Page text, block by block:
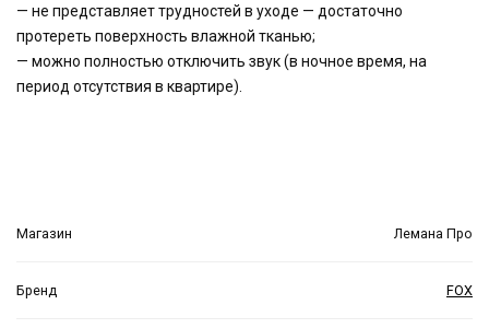
— не представляет трудностей в уходе — достаточно
протереть поверхность влажной тканью;
— можно полностью отключить звук (в ночное время, на
период отсутствия в квартире).
Магазин Лемана Про
Бренд FOX